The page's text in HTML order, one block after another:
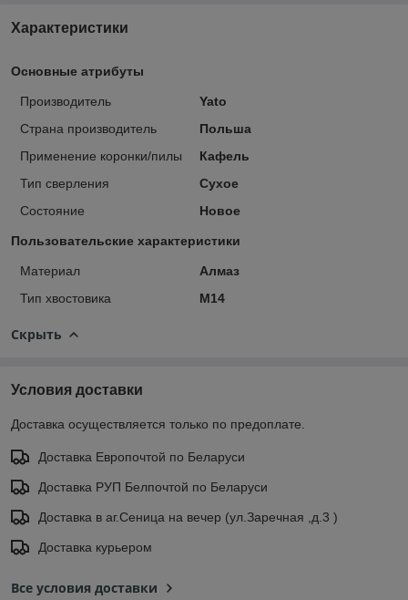
Характеристики
Основные атрибуты
Производитель
Yato
Страна производитель
Польша
Применение коронки/пилы
Кафель
Тип сверления
Сухое
Состояние
Новое
Пользовательские характеристики
Материал
Алмаз
Тип хвостовика
М14
Скрыть
Условия доставки
Доставка осуществляется только по предоплате.
Доставка Европочтой по Беларуси
Доставка РУП Белпочтой по Беларуси
Доставка в аг.Сеница на вечер (ул.Заречная ,д.3 )
Доставка курьером
Все условия доставки